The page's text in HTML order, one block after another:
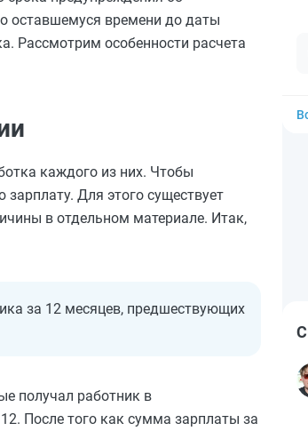
оставшемуся времени до даты
Рассмотрим особенности расчета
каждого из них. Чтобы
Для этого существует
в отдельном материале. Итак,
за 12 месяцев, предшествующих
получал работник в
После того как сумма зарплаты за